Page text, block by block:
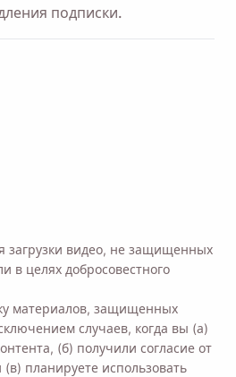
подписки.
загрузки видео, не защищенных
в целях добросовестного
материалов, защищенных
случаев, когда вы (а)
(б) получили согласие от
планируете использовать